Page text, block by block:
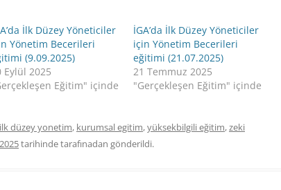
İlk Düzey Yöneticiler
Yönetim Becerileri
(9.09.2025)
Eylül 2025
Eğitim" içinde
İGA’da İlk Düzey Yöneticiler
için Yönetim Becerileri
eğitimi (21.07.2025)
21 Temmuz 2025
"Gerçekleşen Eğitim" içinde
ilk düzey yonetim, kurumsal egitim,yüksekbilgili eğitim,zeki
tarihindetarafınadan gönderildi.